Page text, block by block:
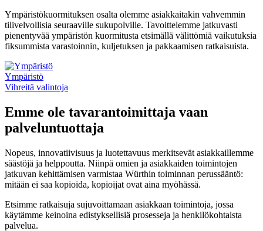
Ympäristökuormituksen osalta olemme asiakkaitakin vahvemmin
tilivelvollisia seuraaville sukupolville. Tavoittelemme jatkuvasti
pienentyvää ympäristön kuormitusta etsimällä välittömiä vaikutuksia
fiksummista varastoinnin, kuljetuksen ja pakkaamisen ratkaisuista.
Ympäristö
Vihreitä valintoja
Emme ole tavarantoimittaja vaan
palveluntuottaja
Nopeus, innovatiivisuus ja luotettavuus merkitsevät asiakkaillemme
säästöjä ja helppoutta. Niinpä omien ja asiakkaiden toimintojen
jatkuvan kehittämisen varmistaa Würthin toiminnan perussääntö:
mitään ei saa kopioida, kopioijat ovat aina myöhässä.
Etsimme ratkaisuja sujuvoittamaan asiakkaan toimintoja, jossa
käytämme keinoina edistyksellisiä prosesseja ja henkilökohtaista
palvelua.